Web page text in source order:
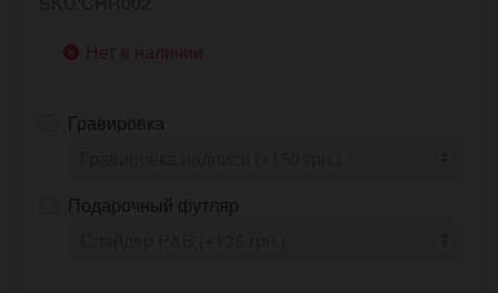
Нет в наличии
Гравировка
Подарочный футляр